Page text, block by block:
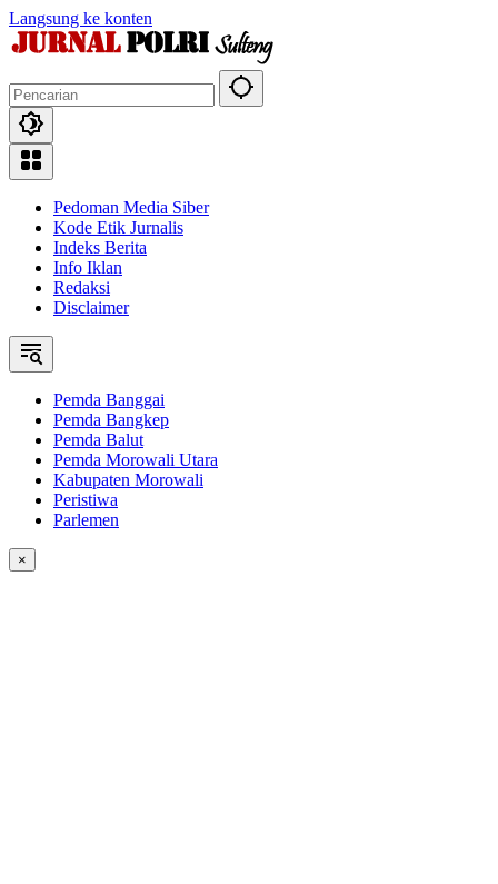
Langsung ke konten
Pedoman Media Siber
Kode Etik Jurnalis
Indeks Berita
Info Iklan
Redaksi
Disclaimer
Pemda Banggai
Pemda Bangkep
Pemda Balut
Pemda Morowali Utara
Kabupaten Morowali
Peristiwa
Parlemen
×